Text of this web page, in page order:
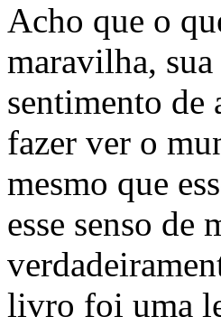
Acho que o
maravilha,
sentimento de
fazer ver o
mesmo que
esse senso de
livro foi uma